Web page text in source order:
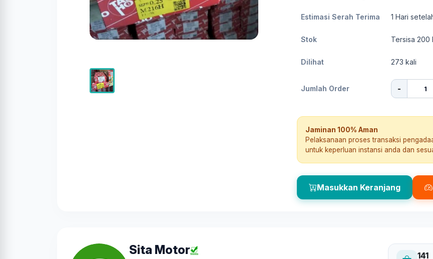
Estimasi Serah Terima 1 Hari
Stok Tersisa 200
Dilihat 273 kali
Jumlah Order -
Jaminan 100% Aman
Pelaksanaan proses transaksi
untuk keperluan instansi anda dan
Masukkan Keranjang
Sita Motor 141